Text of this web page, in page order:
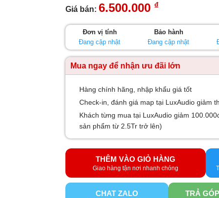
đánh giá
Giá bán: 6.500.000 ₫
Đơn vị tính
Đang cập nhật
Bảo hành
Đang cập nhật
Mua ngay để nhận ưu đãi lớn
Hàng chính hãng, nhập khẩu giá tốt
Check-in, đánh giá map tại LuxAudio giảm
Khách từng mua tại LuxAudio giảm
sản phẩm từ 2.5Tr trở lên)
THÊM VÀO GIỎ HÀNG
CHAT ZALO TRẢ